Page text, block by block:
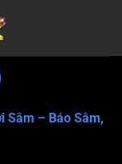
Sâm – Báo Sâm,